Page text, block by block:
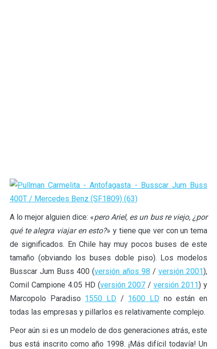
A lo mejor alguien dice: «pero Ariel, es un bus re viejo, ¿por
qué te alegra viajar en esto?» y tiene que ver con un tema
de significados. En Chile hay muy pocos buses de este
tamaño (obviando los buses doble piso). Los modelos
Busscar Jum Buss 400 (versión años 98 / versión 2001),
Comil Campione 4.05 HD (versión 2007 / versión 2011) y
Marcopolo Paradiso 1550 LD / 1600 LD no están en
todas las empresas y pillarlos es relativamente complejo.
Peor aún si es un modelo de dos generaciones atrás, este
bus está inscrito como año 1998. ¡Más difícil todavía! Un